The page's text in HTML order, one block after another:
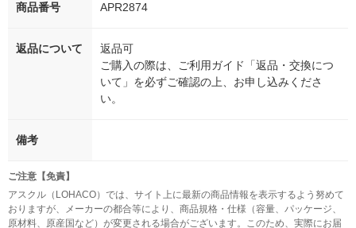
商品番号 APR2874
返品について
返品可
ご購入の際は、ご利用ガイド「返品・交換につ
いて」を必ずご確認の上、お申し込みくださ
い。
備考
ご注意【免責】
アスクル（LOHACO）では、サイト上に最新の商品情報を表示するよう努めて
おりますが、メーカーの都合等により、商品規格・仕様（容量、パッケージ、
原材料、原産国など）が変更される場合がございます。このため、実際にお届